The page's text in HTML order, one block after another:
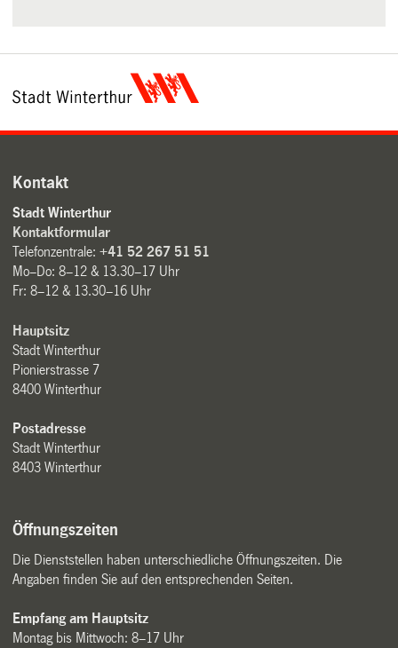
Kontakt
Stadt Winterthur
Kontaktformular
Telefonzentrale:+41 52 267 51 51
Mo–Do: 8–12 & 13.30–17 Uhr
Fr: 8–12 & 13.30–16 Uhr
Hauptsitz
Stadt Winterthur
Pionierstrasse 7
8400 Winterthur
Postadresse
Stadt Winterthur
8403 Winterthur
Öffnungszeiten
Die Dienststellen haben unterschiedliche Öffnungszeiten. Die
Angaben finden Sie auf den entsprechenden Seiten.
Empfang am Hauptsitz
Montag bis Mittwoch: 8–17 Uhr